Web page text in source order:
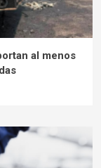
al menos